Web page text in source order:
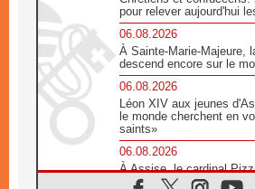
pour relever aujourd'hui
06.08.2026
À Sainte-Marie-Majeure,
descend encore sur le
06.08.2026
Léon XIV aux jeunes
le monde cherchent en
saints»
06.08.2026
À Assise, le cardinal
«les chrétiens veulent la